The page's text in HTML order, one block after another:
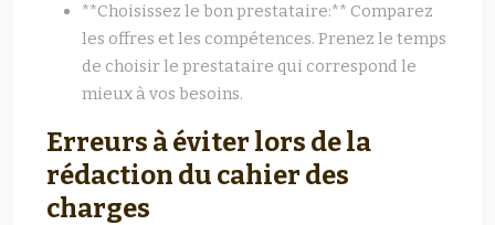
**Choisissez le bon prestataire:** Comparez
les offres et les compétences. Prenez le temps
de choisir le prestataire qui correspond le
mieux à vos besoins.
Erreurs à éviter lors de la
rédaction du cahier des
charges